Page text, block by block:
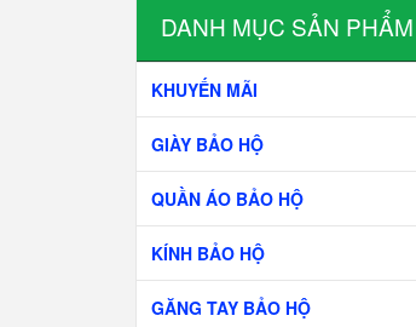
DANH MỤC SẢN PHẨM
KHUYẾN MÃI
GIÀY BẢO HỘ
QUẦN ÁO BẢO HỘ
KÍNH BẢO HỘ
GĂNG TAY BẢO HỘ